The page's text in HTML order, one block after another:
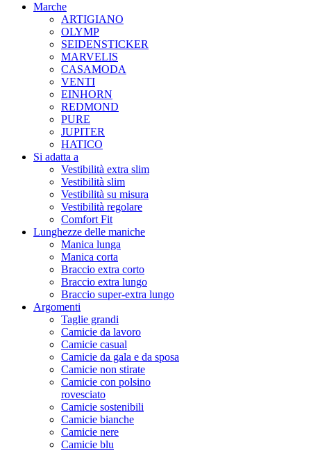
Marche
ARTIGIANO
OLYMP
SEIDENSTICKER
MARVELIS
CASAMODA
VENTI
EINHORN
REDMOND
PURE
JUPITER
HATICO
Si adatta a
Vestibilità extra slim
Vestibilità slim
Vestibilità su misura
Vestibilità regolare
Comfort Fit
Lunghezze delle maniche
Manica lunga
Manica corta
Braccio extra corto
Braccio extra lungo
Braccio super-extra lungo
Argomenti
Taglie grandi
Camicie da lavoro
Camicie casual
Camicie da gala e da sposa
Camicie non stirate
Camicie con polsino
rovesciato
Camicie sostenibili
Camicie bianche
Camicie nere
Camicie blu